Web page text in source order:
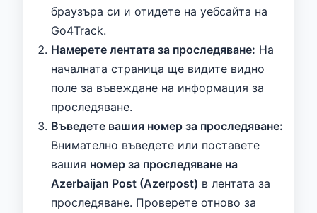
браузъра си и отидете на уебсайта на
Go4Track.
Намерете лентата за проследяване: На
началната страница ще видите видно
поле за въвеждане на информация за
проследяване.
Въведете вашия номер за проследяване:
Внимателно въведете или поставете
вашия номер за проследяване на
Azerbaijan Post (Azerpost) в лентата за
проследяване. Проверете отново за